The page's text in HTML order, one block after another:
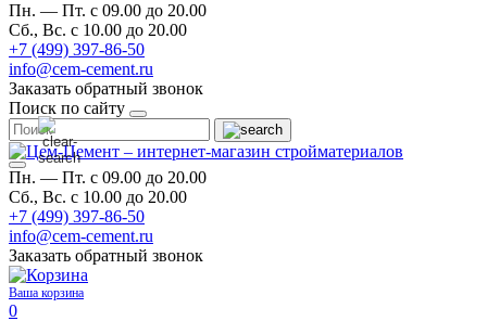
Пн. — Пт. с 09.00 до 20.00
Сб., Вс. с 10.00 до 20.00
+7 (499) 397-86-50
info@cem-cement.ru
Заказать обратный звонок
Поиск по сайту
Пн. — Пт. с 09.00 до 20.00
Сб., Вс. с 10.00 до 20.00
+7 (499) 397-86-50
info@cem-cement.ru
Заказать обратный звонок
Ваша корзина
0